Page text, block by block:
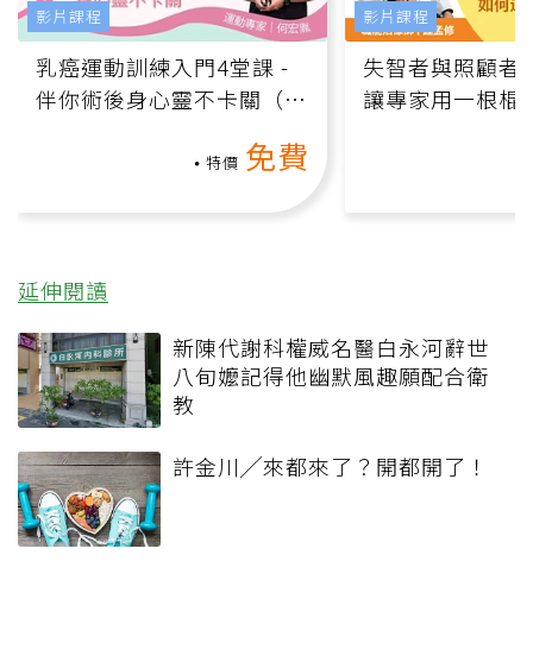
乳癌運動訓練入門4堂課 -
伴你術後身心靈不卡關（線
特價 免費
影片課程
失智者與照顧者
讓專家用一根棍
影片課程
延伸閱讀
新陳代謝科權威名醫白永河辭世
八旬嬤記得他幽默風趣願配合衛
教
許金川╱來都來了？開都開了！